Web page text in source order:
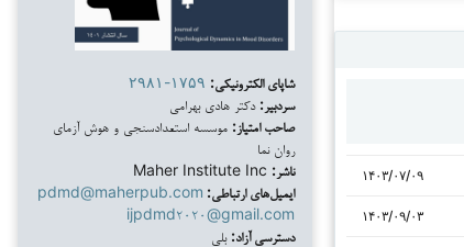
۱۴۰۳/۰۷/۰۹
۱۴۰۳/۰۹/۰۳
شاپای الکترونیکی: ۲۹۸۱-۱۷۵۹
سردبیر: دکتر هادی بهرامی
صاحب امتیاز: موسسه استعدادسنجی و هوش آزمای
روان نما
ناشر:
ایمیل‌های ارتباطی: pdmd@maherpub.com
ijpdmd۲۰۲۰@gmail.com
دسترسی آزاد: بلی